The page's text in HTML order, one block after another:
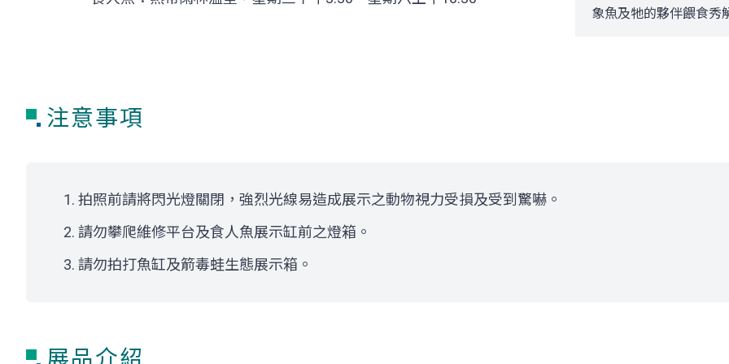
象魚及牠的夥伴餵食秀
注意事項
拍照前請將閃光燈關閉，強烈光線易造成展示之動物視力受損及受到驚嚇。
請勿攀爬維修平台及食人魚展示缸前之燈箱。
請勿拍打魚缸及箭毒蛙生態展示箱。